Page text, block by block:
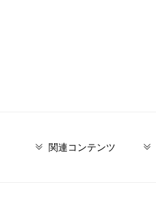
関連コンテンツ